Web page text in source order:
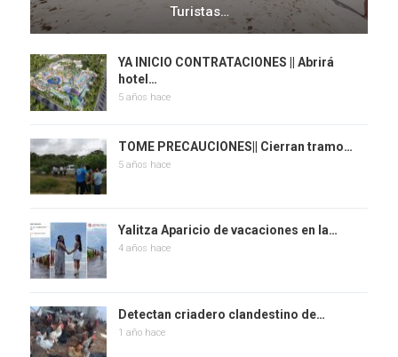
Turistas…
YA INICIO CONTRATACIONES || Abrirá
hotel…
5 años hace
TOME PRECAUCIONES|| Cierran tramo…
5 años hace
Yalitza Aparicio de vacaciones en la…
4 años hace
Detectan criadero clandestino de…
1 año hace